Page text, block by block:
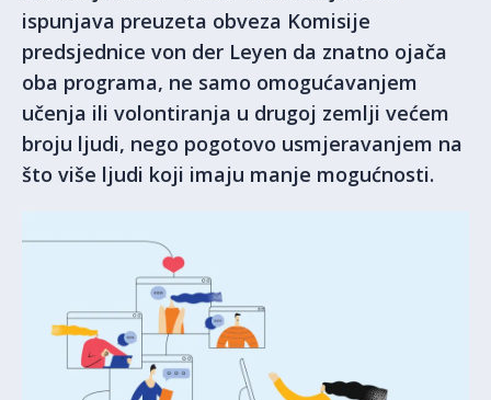
ispunjava preuzeta obveza Komisije
predsjednice von der Leyen da znatno ojača
oba programa, ne samo omogućavanjem
učenja ili volontiranja u drugoj zemlji većem
broju ljudi, nego pogotovo usmjeravanjem na
što više ljudi koji imaju manje mogućnosti.